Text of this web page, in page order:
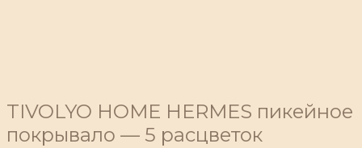
TIVOLYO HOME HERMES пикейное
покрывало — 5 расцветок